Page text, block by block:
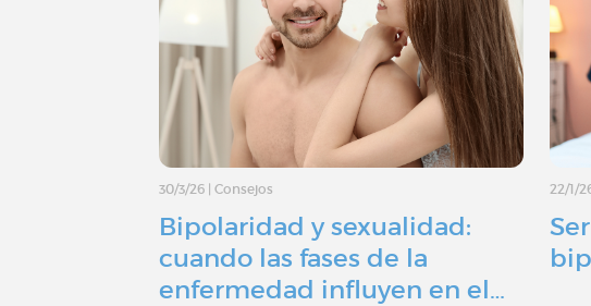
30/3/26 |Consejos
Bipolaridad y sexualidad:
cuando las fases de la
enfermedad influyen en el…
22/1/